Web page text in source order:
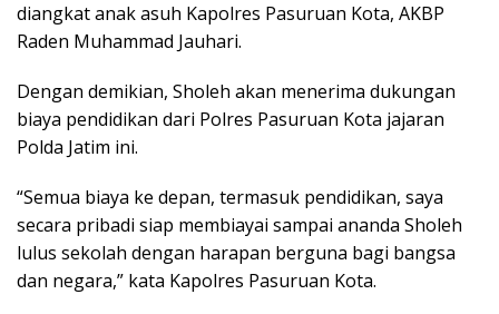
diangkat anak asuh Kapolres Pasuruan Kota, AKBP
Raden Muhammad Jauhari.
Dengan demikian, Sholeh akan menerima dukungan
biaya pendidikan dari Polres Pasuruan Kota jajaran
Polda Jatim ini.
“Semua biaya ke depan, termasuk pendidikan, saya
secara pribadi siap membiayai sampai ananda Sholeh
lulus sekolah dengan harapan berguna bagi bangsa
dan negara,” kata Kapolres Pasuruan Kota.